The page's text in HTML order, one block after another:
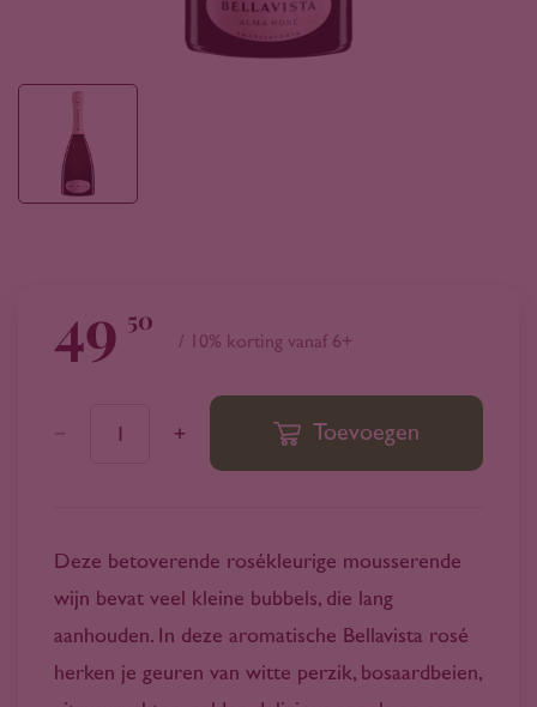
49 50
/ 10% korting vanaf 6+
Toevoegen
Deze betoverende rosékleurige mousserende
wijn bevat veel kleine bubbels, die lang
aanhouden. In deze aromatische Bellavista rosé
herken je geuren van witte perzik, bosaardbeien,